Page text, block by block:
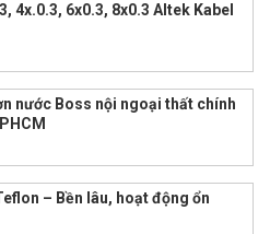
4x.0.3, 6x0.3, 8x0.3 Altek Kabel
nước Boss nội ngoại thất chính
– Bền lâu, hoạt động ổn